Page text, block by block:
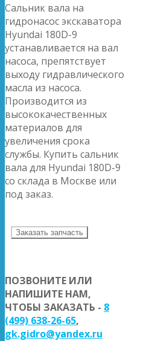
Сальник вала на
гидронасос экскаватора
Hyundai 180D-9
устанавливается на вал
насоса, препятствует
выходу гидравлического
масла из насоса.
Производится из
высококачественных
материалов для
увеличения срока
службы. Купить сальник
вала для Hyundai 180D-9
со склада в Москве или
под заказ.
Заказать запчасть
ПОЗВОНИТЕ ИЛИ
НАПИШИТЕ НАМ,
ЧТОБЫ ЗАКАЗАТЬ - 8
(499) 638-26-65,
gk.gidro@yandex.ru